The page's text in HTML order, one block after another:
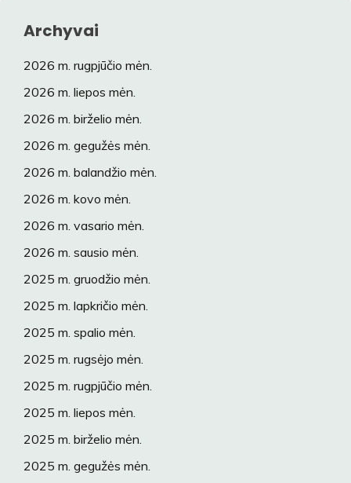
Archyvai
2026 m. rugpjūčio mėn.
2026 m. liepos mėn.
2026 m. birželio mėn.
2026 m. gegužės mėn.
2026 m. balandžio mėn.
2026 m. kovo mėn.
2026 m. vasario mėn.
2026 m. sausio mėn.
2025 m. gruodžio mėn.
2025 m. lapkričio mėn.
2025 m. spalio mėn.
2025 m. rugsėjo mėn.
2025 m. rugpjūčio mėn.
2025 m. liepos mėn.
2025 m. birželio mėn.
2025 m. gegužės mėn.